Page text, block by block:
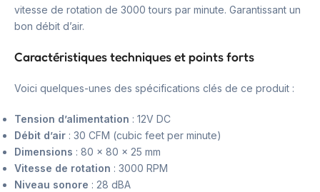
vitesse de rotation de 3000 tours par minute. Garantissant un
bon débit d’air.
Caractéristiques techniques et points forts
Voici quelques-unes des spécifications clés de ce produit :
Tension d’alimentation : 12V DC
Débit d’air : 30 CFM (cubic feet per minute)
Dimensions : 80 x 80 x 25 mm
Vitesse de rotation : 3000 RPM
Niveau sonore : 28 dBA